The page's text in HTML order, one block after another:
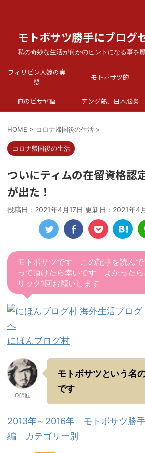
モトボサツ勝手にブログ
私の奇妙な生活が何かのヒントになる事を
フィリピン人嫁の実
態
モトボサツ的
俺のビサヤ語 デング熱、日本脳炎
HOME > コロナ帰国後の生活 >
コロナ帰国後の生活
ついにティムの在留資格認
が出た！
投稿日：2021年4月17日 更新日： 2021年4
モトボサツです この記事を読んで
って頂けたら幸いです よかったら
リック1回お願いします
にほんブログ村
O師匠
モトボサツという名
です
2013年～2016年 モトボサツ勝
編 カテゴリー別